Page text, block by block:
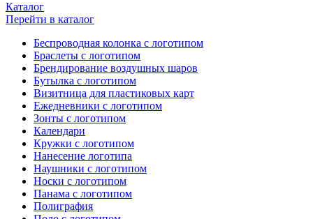
Каталог
Перейти в каталог
Беспроводная колонка с логотипом
Браслеты с логотипом
Брендирование воздушных шаров
Бутылка с логотипом
Визитница для пластиковых карт
Ежедневники с логотипом
Зонты с логотипом
Календари
Кружки с логотипом
Нанесение логотипа
Наушники с логотипом
Носки с логотипом
Панама с логотипом
Полиграфия